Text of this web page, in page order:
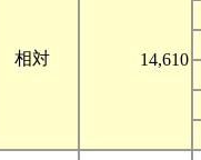
相対 14,610